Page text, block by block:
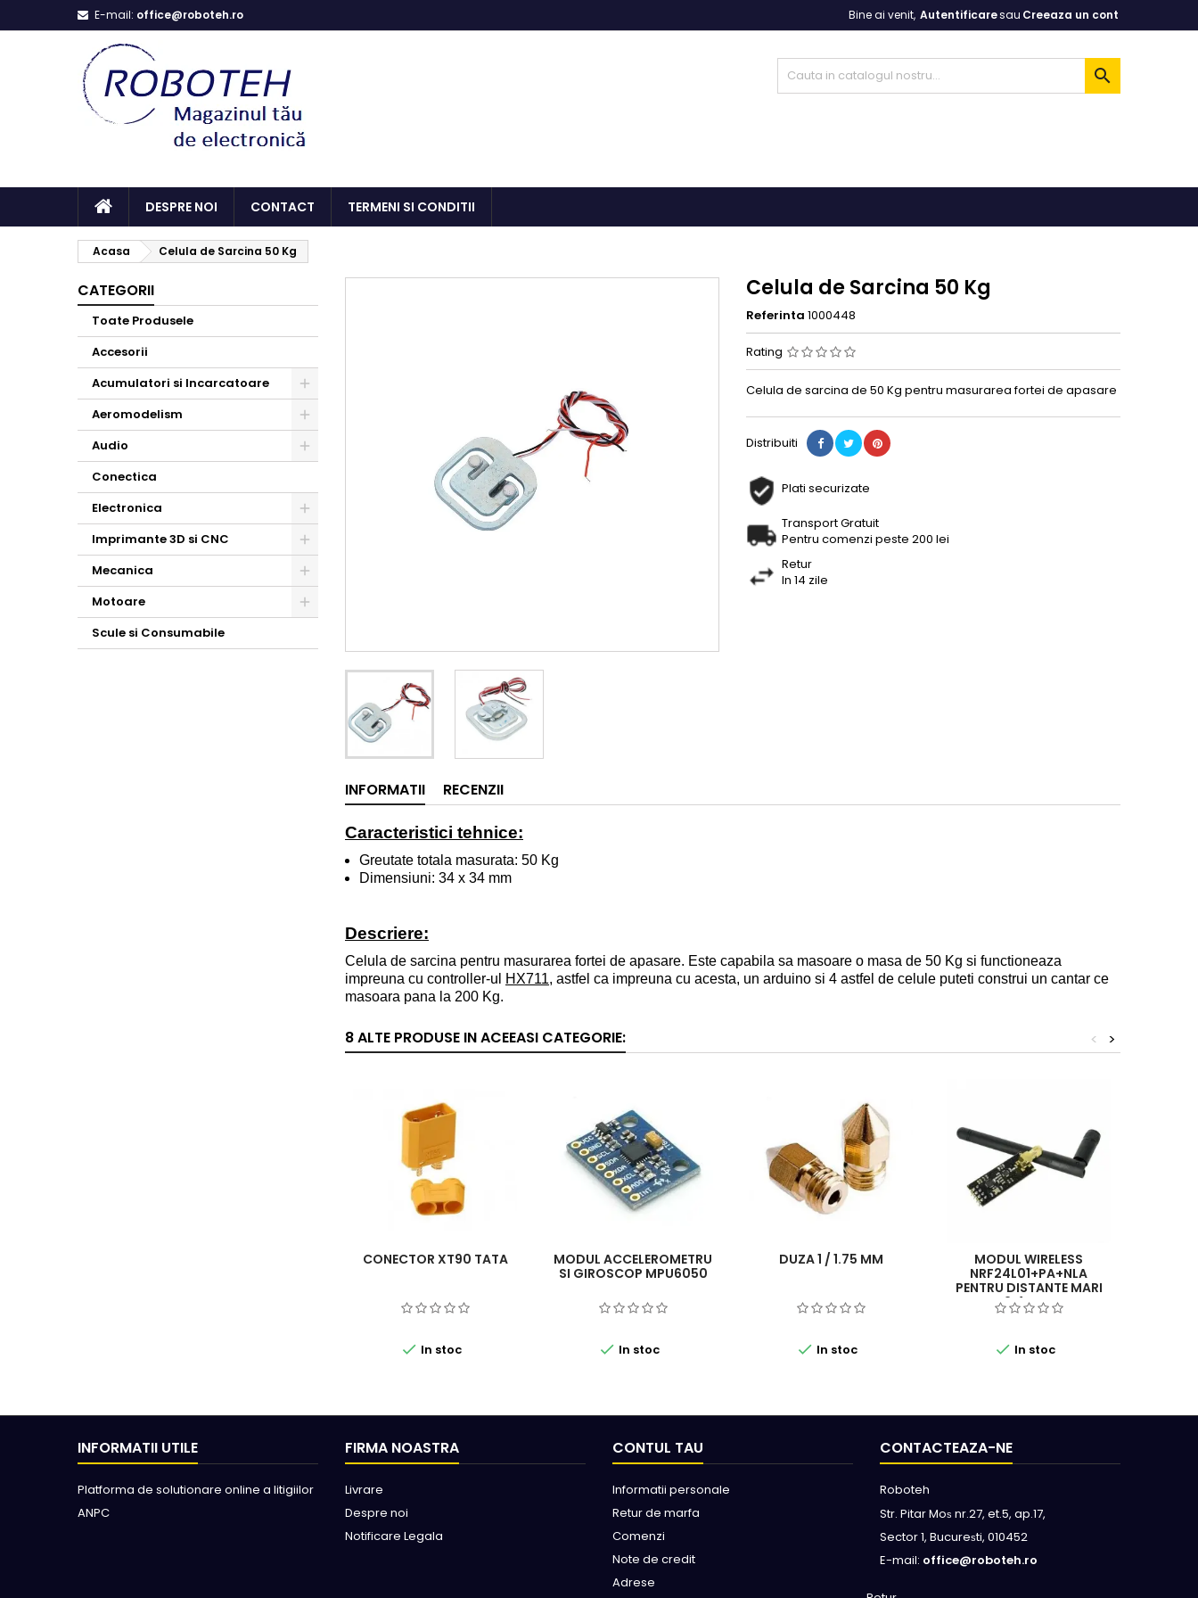
E-mail: office@roboteh.ro Bine ai venit, Autentificaresau Creeaza un cont

DESPRE NOI CONTACT TERMENI SI CONDITII
Acasa Celula de Sarcina 50 Kg
CATEGORII
Toate Produsele
Accesorii
Acumulatori si Incarcatoare
Aeromodelism
Audio
Conectica
Electronica
Imprimante 3D si CNC
Mecanica
Motoare
Scule si Consumabile
Celula de Sarcina 50 Kg
Referinta 1000448
Rating
Celula de sarcina de 50 Kg pentru masurarea fortei de apasare
Distribuiti
Plati securizate
Transport Gratuit
Pentru comenzi peste 200 lei
Retur
In 14 zile
INFORMATII RECENZII
Caracteristici tehnice:
Greutate totala masurata: 50 Kg
Dimensiuni: 34 x 34 mm
Descriere:
Celula de sarcina pentru masurarea fortei de apasare. Este capabila sa masoare o masa de 50 Kg si functioneaza
impreuna cu controller-ul
HX711, astfel ca impreuna cu acesta, un arduino si 4 astfel de celule puteti construi un cantar ce
masoara pana la 200 Kg.
8 ALTE PRODUSE IN ACEEASI CATEGORIE: >
<
CONECTOR XT90 TATA
 In stoc
MODUL ACCELEROMETRU
SI GIROSCOP MPU6050
 In stoc
DUZA 1 / 1.75 MM
 In stoc
MODUL WIRELESS
NRF24L01+PA+NLA
PENTRU DISTANTE MARI
2.4 GHZ
 In stoc
INFORMATII UTILE
Platforma de solutionare online a litigiilor
ANPC
FIRMA NOASTRA
Livrare
Despre noi
Notificare Legala
CONTUL TAU
Informatii personale
Retur de marfa
Comenzi
Note de credit
Adrese
CONTACTEAZA-NE
Roboteh
Str. Pitar Mos nr.27, et.5, ap.17,
Sector 1, Bucuresti, 010452
E-mail: office@roboteh.ro